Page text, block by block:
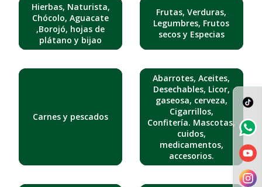
Hierbas, Naturista,
Chócolo, Aguacate
,Borojó, hojas de
plátano y bijao
Frutas, Verduras,
Legumbres, Frutos
secos y Especias
Carnes y pescados
Abarrotes, Aceites,
Desechables, Licor,
gaseosa, cerveza,
Cigarrillos,
Confitería. Mascotas,
cuidos,
medicamentos,
accesorios.